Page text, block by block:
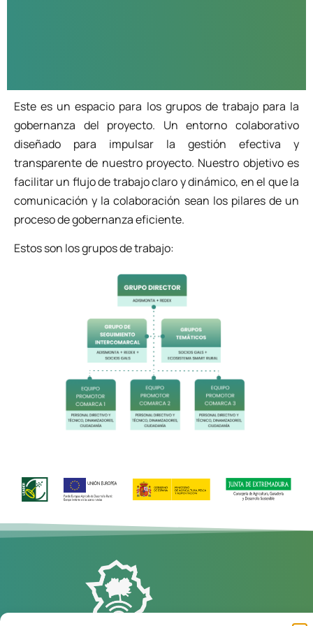
Este es un espacio para los grupos de trabajo para la
gobernanza del proyecto. Un entorno colaborativo
diseñado para impulsar la gestión efectiva y
transparente de nuestro proyecto. Nuestro objetivo es
facilitar un flujo de trabajo claro y dinámico, en el que la
comunicación y la colaboración sean los pilares de un
proceso de gobernanza eficiente.
Estos son los grupos de trabajo: